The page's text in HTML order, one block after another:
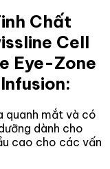
Chất
Cell
Eye-Zone
quanh mắt và có
dành cho
cao cho các vấn